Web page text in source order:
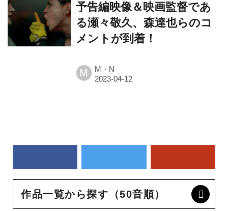
予告編映像＆映画監督であ
る瀬々敬久、森達也らのコ
メントが到着！
M M・N
作品一覧から探す（50音順）